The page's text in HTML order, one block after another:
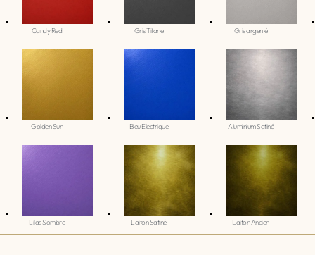
Candy Red Gris Titane Gris argenté
Golden Sun Bleu Electrique Aluminium Satiné
Lilas Sombre Laiton Satiné Laiton Ancien